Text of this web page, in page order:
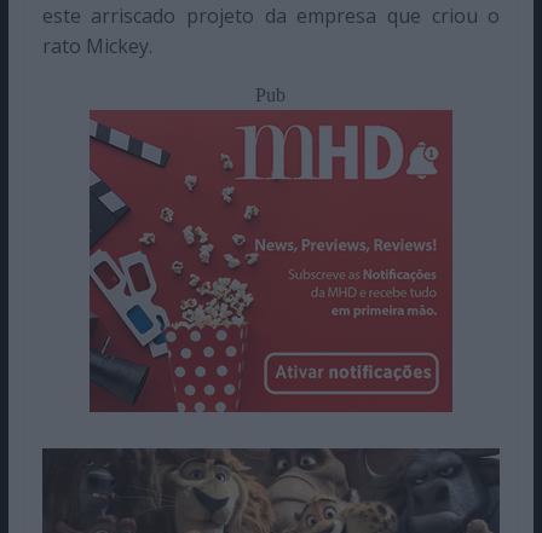
este arriscado projeto da empresa que criou o
rato Mickey.
Pub